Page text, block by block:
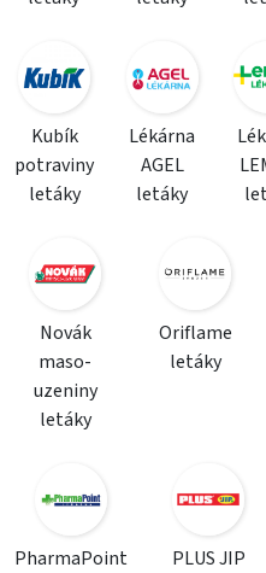
Kubík
potraviny
letáky
Lékárna
AGEL
letáky
Novák
maso-
uzeniny
letáky
Oriflame
letáky
PharmaPoint
PLUS JIP